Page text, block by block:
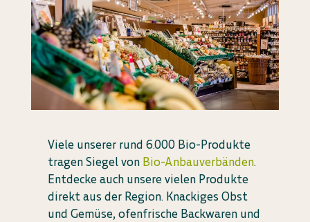
Viele unserer rund 6.000 Bio-Produkte
tragen Siegel von Bio-Anbauverbänden.
Entdecke auch unsere vielen Produkte
direkt aus der Region. Knackiges Obst
und Gemüse, ofenfrische Backwaren und